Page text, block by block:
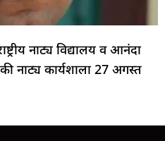
नाट्य विद्यालय व आनंदा
नाट्य कार्यशाला 27 अगस्त